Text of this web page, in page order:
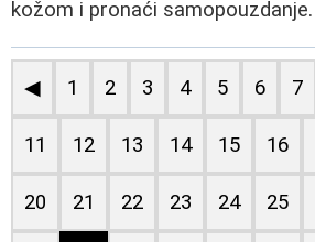
kožom i pronaći samopouzdanje.
◀ 1 2 3 4 5 6 7
11 12 13 14 15 16
20 21 22 23 24 25